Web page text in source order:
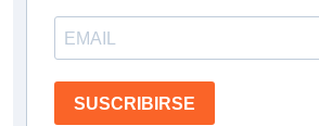
SUSCRIBIRSE